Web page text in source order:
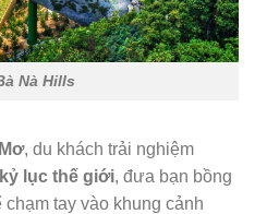
Nà Hills
, du khách trải nghiệm
lục thế giới, đưa bạn bồng
tay vào khung cảnh